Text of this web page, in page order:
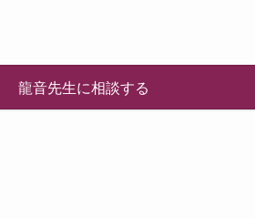
龍音先生に相談する